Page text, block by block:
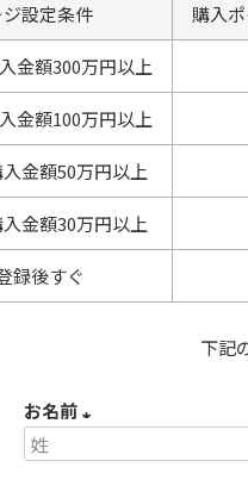
設定条件 購入
金額300万円以上
金額100万円以上
金額50万円以上
金額30万円以上
録後すぐ
下記
お名前
(